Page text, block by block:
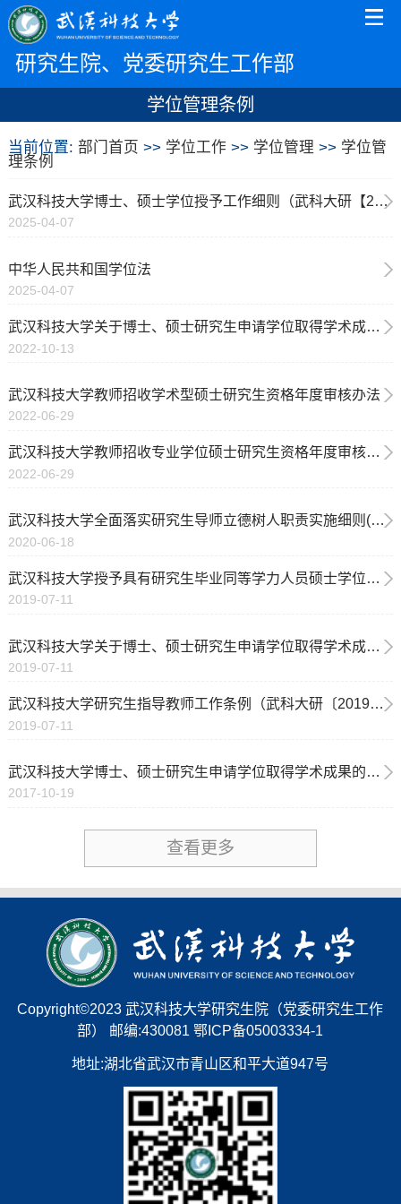
研究生院、党委研究生工作部
学位管理条例
当前位置: 部门首页 >> 学位工作 >> 学位管理 >> 学位管
理条例
武汉科技大学博士、硕士学位授予工作细则（武科大研【2025】8号）
2025-04-07
中华人民共和国学位法
2025-04-07
武汉科技大学关于博士、硕士研究生申请学位取得学术成果的规定（武科大研发〔2022〕70号）
2022-10-13
武汉科技大学教师招收学术型硕士研究生资格年度审核办法
2022-06-29
武汉科技大学教师招收专业学位硕士研究生资格年度审核办法
2022-06-29
武汉科技大学全面落实研究生导师立德树人职责实施细则(武科大研发〔2020〕3号)
2020-06-18
武汉科技大学授予具有研究生毕业同等学力人员硕士学位实施细则（武科大研〔2019〕26号）
2019-07-11
武汉科技大学关于博士、硕士研究生申请学位取得学术成果的规定（武科大研〔2019〕44号）
2019-07-11
武汉科技大学研究生指导教师工作条例（武科大研〔2019〕25号）
2019-07-11
武汉科技大学博士、硕士研究生申请学位取得学术成果的规定（武科大研[2017]21号）
2017-10-19
查看更多
Copyright©2023 武汉科技大学研究生院（党委研究生工作
部） 邮编:430081 鄂ICP备05003334-1
地址:湖北省武汉市青山区和平大道947号